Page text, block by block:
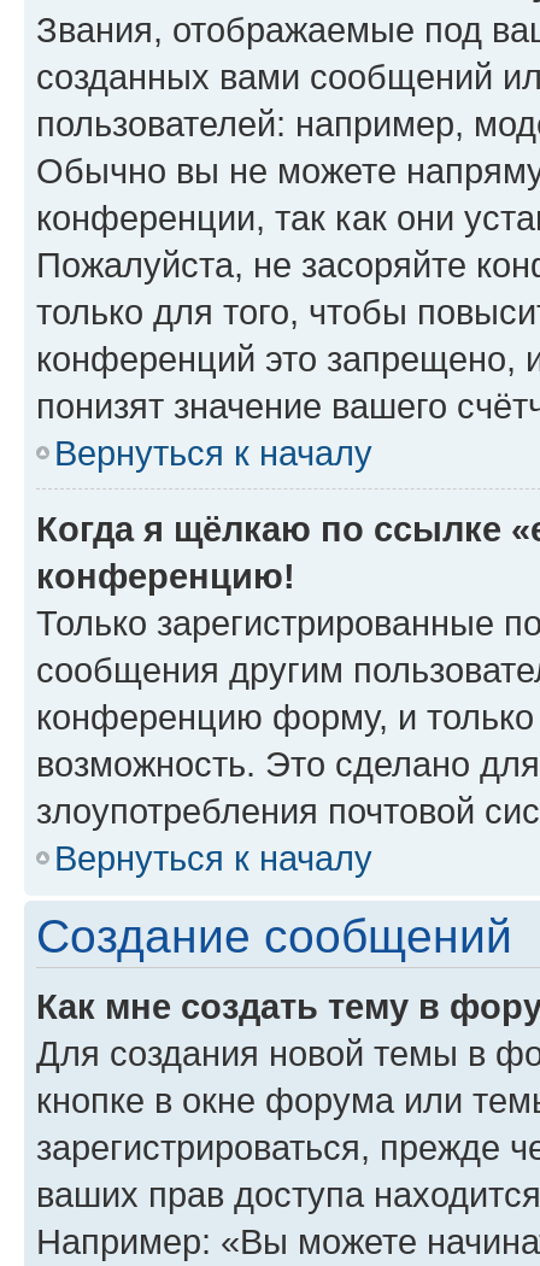
Звания, отображаемые под
созданных вами сообщений
пользователей: например,
Обычно вы не можете
конференции, так как они
Пожалуйста, не засоряйте
только для того, чтобы
конференций это запрещено,
понизят значение вашего
Вернуться к началу
Когда я щёлкаю по ссылке
конференцию!
Только зарегистрированные
сообщения другим
конференцию форму, и
возможность. Это сделано
злоупотребления почтовой
Вернуться к началу
Создание сообщений
Как мне создать тему в
Для создания новой темы в
кнопке в окне форума или
зарегистрироваться, прежде
ваших прав доступа
Например: «Вы можете